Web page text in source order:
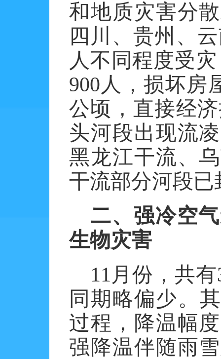
和地质灾害分
四川、贵州、
人不同程度受
900人，损坏房
公顷，直接经
头河段出现流
黑龙江干流、
干流部分河段已
二、强冷空
生物灾害
11 月份，共有
同期略偏少。
过程，降温幅
强降温伴随雨